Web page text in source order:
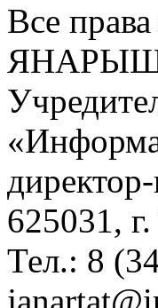
Все
ЯНАРЫШ
625031,
Тел.: 8